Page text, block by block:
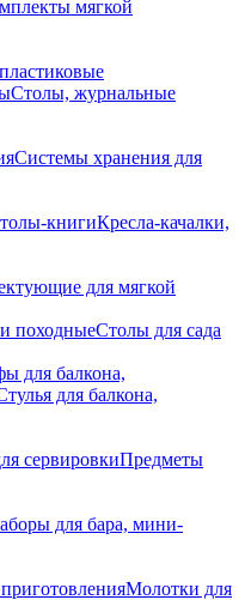
мягкой
Столы, журнальные
Системы хранения для
книгиКресла-качалки,
для мягкой
походныеСтолы для сада
для балкона,
для балкона,
сервировкиПредметы
для бара, мини-
Молотки для